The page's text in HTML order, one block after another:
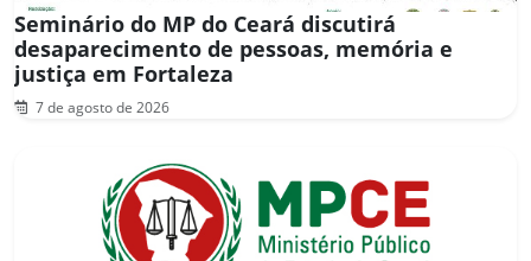
Seminário do MP do Ceará discutirá
desaparecimento de pessoas, memória e
justiça em Fortaleza
7 de agosto de 2026